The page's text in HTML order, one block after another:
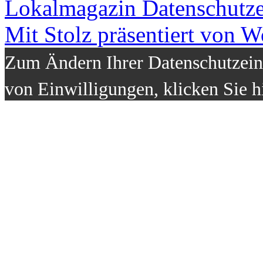
Lokalmagazin
Mit Stolz präsentiert von
Zum Ändern Ihrer
von Einwilligungen, klicken Sie